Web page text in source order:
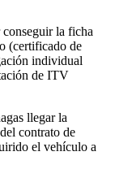
la ficha
(certificado de
individual
de ITV
llegar la
contrato de
el vehículo a